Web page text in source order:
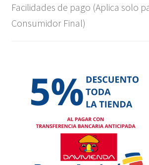
Facilidades de pago (Aplica solo
Consumidor Final)